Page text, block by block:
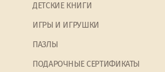
ДЕТСКИЕ КНИГИ
ИГРЫ И ИГРУШКИ
ПАЗЛЫ
ПОДАРОЧНЫЕ СЕРТИФИКАТЫ